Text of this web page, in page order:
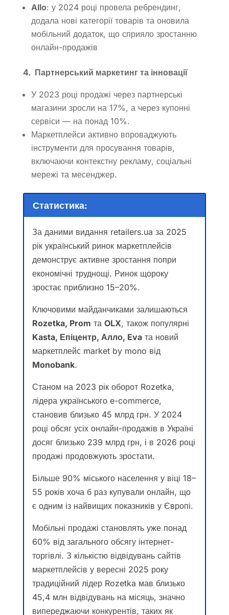
Allo: у 2024 році провела ребрендинг,
додала нові категорії товарів та оновила
мобільний додаток, що сприяло зростанню
онлайн-продажів
4. Партнерський маркетинг та інновації
У 2023 році продажі через партнерські
магазини зросли на 17%, а через купонні
сервіси — на понад 10%.
Маркетплейси активно впроваджують
інструменти для просування товарів,
включаючи контекстну рекламу, соціальні
мережі та месенджер.
Статистика:
За даними видання retailers.ua за 2025
рік український ринок маркетплейсів
демонструє активне зростання попри
економічні труднощі. Ринок щороку
зростає приблизно 15–20%.
Ключовими майданчиками залишаються
Rozetka, Prom та OLX, також популярні
Kasta, Епіцентр, Алло, Evaта новий
маркетплейс market by mono від
Monobank.
Станом на 2023 рік оборот Rozetka,
лідера українського e-commerce,
становив близько 45 млрд грн. У 2024
році обсяг усіх онлайн-продажів в Україні
досяг близько 239 млрд грн, і в 2026 році
продажі продовжують зростати.
Більше 90% міського населення у віці 18–
55 років хоча б раз купували онлайн, що
є одним із найвищих показників у Європі.
Мобільні продажі становлять уже понад
60% від загального обсягу інтернет-
торгівлі. З кількістю відвідувань сайтів
маркетплейсів у вересні 2025 року
традиційний лідер Rozetka мав близько
45,4 млн відвідувань на місяць, значно
випереджаючи конкурентів, таких як